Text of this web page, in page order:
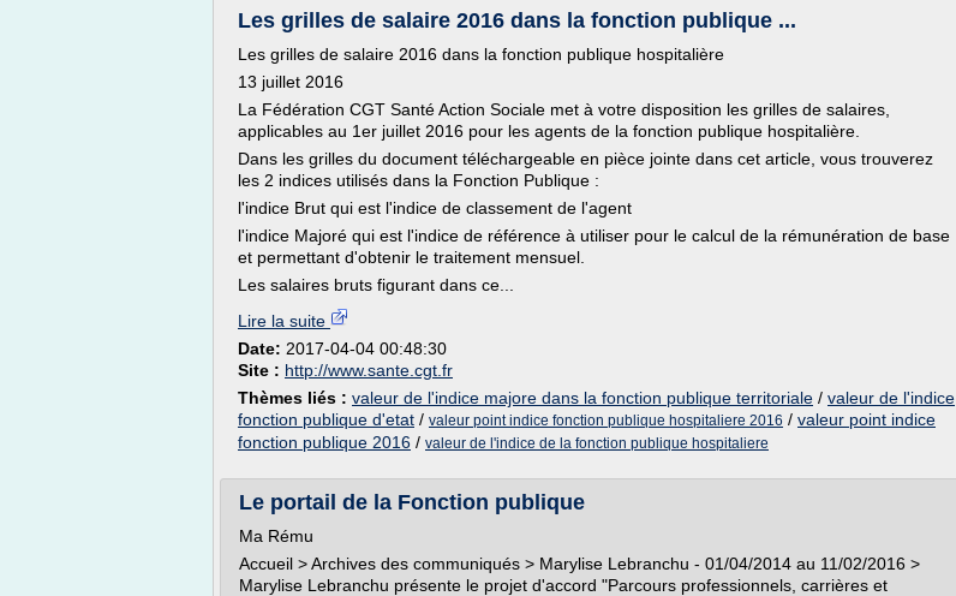
Les grilles de salaire 2016 dans la fonction publique ...
Les grilles de salaire 2016 dans la fonction publique hospitalière
13 juillet 2016
La Fédération CGT Santé Action Sociale met à votre disposition les grilles de salaires,
applicables au 1er juillet 2016 pour les agents de la fonction publique hospitalière.
Dans les grilles du document téléchargeable en pièce jointe dans cet article, vous trouverez
les 2 indices utilisés dans la Fonction Publique :
l'indice Brut qui est l'indice de classement de l'agent
l'indice Majoré qui est l'indice de référence à utiliser pour le calcul de la rémunération de base
et permettant d'obtenir le traitement mensuel.
Les salaires bruts figurant dans ce...
Lire la suite
Date: 2017-04-04 00:48:30
Site : http://www.sante.cgt.fr
Thèmes liés : valeur de l'indice majore dans la fonction publique territoriale / valeur de l'indice
fonction publique d'etat / valeur point indice fonction publique hospitaliere 2016 / valeur point indice
fonction publique 2016 / valeur de l'indice de la fonction publique hospitaliere
Le portail de la Fonction publique
Ma Rému
Accueil > Archives des communiqués > Marylise Lebranchu - 01/04/2014 au 11/02/2016 >
Marylise Lebranchu présente le projet d'accord "Parcours professionnels, carrières et